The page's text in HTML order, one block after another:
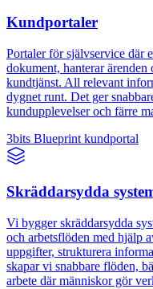
Kundportaler
Portaler för självservice där
dokument, hanterar
kundtjänst. All relevant
dygnet runt. Det ger
kundupplevelser och färre
3bits Blueprint kundportal
Skräddarsydda
Vi bygger skräddarsydda
och arbetsflöden med hjälp
uppgifter, strukturera
skapar vi snabbare flöden,
arbete där människor gör